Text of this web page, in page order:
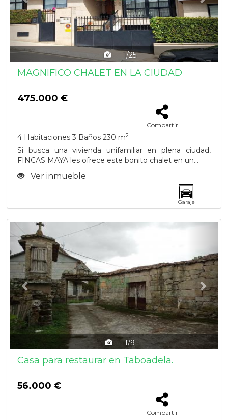
1/25
MAGNIFICO CHALET EN LA CIUDAD
475.000 €
Compartir
4 Habitaciones 3 Baños 230 m2
Si busca una vivienda unifamiliar en plena ciudad,
FINCAS MAYA les ofrece este bonito chalet en un...
Ver inmueble
Garaje
1/9
Previous
Casa para restaurar en Taboadela.
56.000 €
Compartir